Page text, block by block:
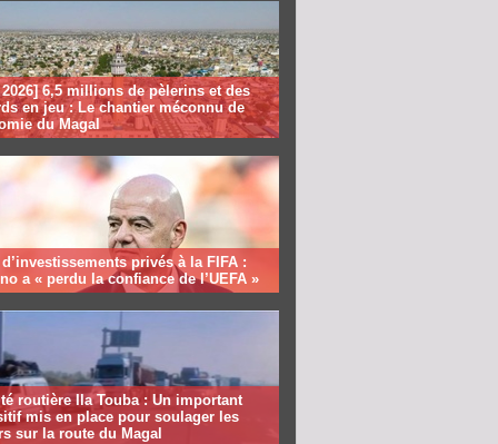
6,5 millions de pèlerins et des
en jeu : Le chantier méconnu de
du Magal
privés à la FIFA :
a « perdu la confiance de l’UEFA »
routière Ila Touba : Un important
mis en place pour soulager les
sur la route du Magal